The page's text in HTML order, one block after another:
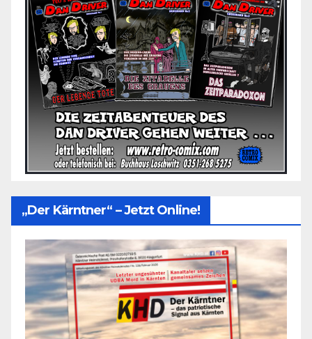
„Der Kärntner“ – Jetzt Online!